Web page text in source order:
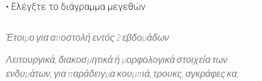
• Ελέγξτε το διάγραμμα μεγεθών
Έτοιμο για αποστολή εντός 2 εβδομάδων
Λειτουργικά, διακοσμητικά ή μορφολογικά στοιχεία των
ενδυμάτων, για παράδειγμα κουμπιά, τρουκς, αγκράφες κα,